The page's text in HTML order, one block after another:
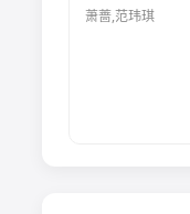
萧蔷,范玮琪